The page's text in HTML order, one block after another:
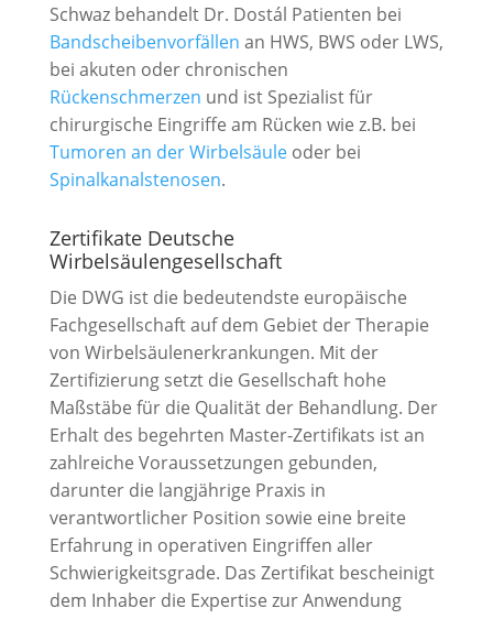
Schwaz behandelt Dr. Dostál Patienten bei
Bandscheibenvorfällen an HWS, BWS oder LWS,
bei akuten oder chronischen
Rückenschmerzen und ist Spezialist für
chirurgische Eingriffe am Rücken wie z.B. bei
Tumoren an der Wirbelsäuleoder bei
Spinalkanalstenosen.
Zertifikate Deutsche
Wirbelsäulengesellschaft
Die DWG ist die bedeutendste europäische
Fachgesellschaft auf dem Gebiet der Therapie
von Wirbelsäulenerkrankungen. Mit der
Zertifizierung setzt die Gesellschaft hohe
Maßstäbe für die Qualität der Behandlung. Der
Erhalt des begehrten Master-Zertifikats ist an
zahlreiche Voraussetzungen gebunden,
darunter die langjährige Praxis in
verantwortlicher Position sowie eine breite
Erfahrung in operativen Eingriffen aller
Schwierigkeitsgrade. Das Zertifikat bescheinigt
dem Inhaber die Expertise zur Anwendung